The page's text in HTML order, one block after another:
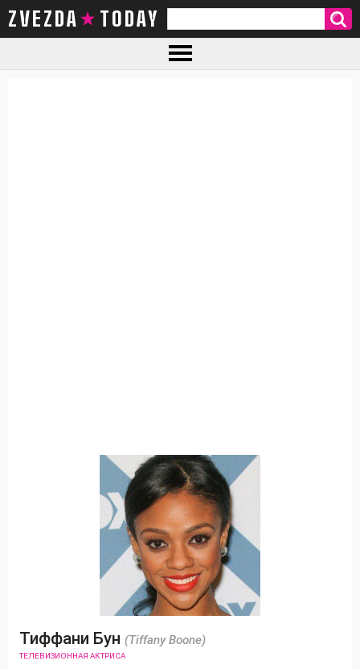
ZVEZDA TODAY
Тиффани Бун (Tiffany Boone)
ТЕЛЕВИЗИОННАЯ АКТРИСА